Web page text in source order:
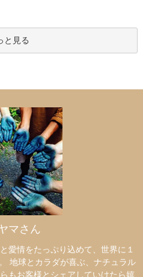
と見る
マさん
愛情をたっぷり込めて、世界に１
地球とカラダが喜ぶ、ナチュラル
もお客様とシェアしていけたら嬉